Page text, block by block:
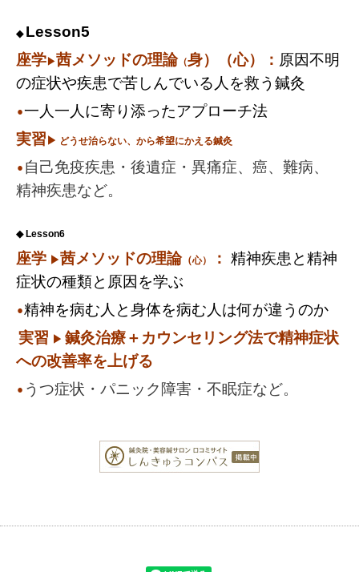
◆ Lesson5
座学▶茜メソッドの理論 （身）（心）： 原因不明
の症状や疾患で苦しんでいる人を救う鍼灸
⚫︎一人一人に寄り添ったアプローチ法
実習 ▶︎ どうせ治らない、から希望にかえる鍼灸
⚫︎ 自己免疫疾患・後遺症・異痛症、癌、難病、
精神疾患など。
◆ Lesson6
座学 ▶︎茜メソッドの理論 （心） ： 精神疾患と精神
症状の種類と原因を学ぶ
⚫︎精神を病む人と身体を病む人は何が違うのか
実習 ▶︎ 鍼灸治療＋カウンセリング法で精神症状
への改善率を上げる
⚫︎ うつ症状・パニック障害・不眠症など。